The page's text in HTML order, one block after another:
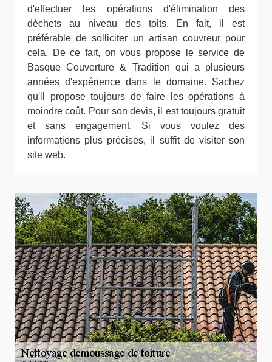
d'effectuer les opérations d'élimination des
déchets au niveau des toits. En fait, il est
préférable de solliciter un artisan couvreur pour
cela. De ce fait, on vous propose le service de
Basque Couverture & Tradition qui a plusieurs
années d'expérience dans le domaine. Sachez
qu'il propose toujours de faire les opérations à
moindre coût. Pour son devis, il est toujours gratuit
et sans engagement. Si vous voulez des
informations plus précises, il suffit de visiter son
site web.